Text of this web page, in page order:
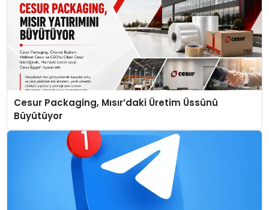
Cesur Packaging, Mısır’daki Üretim Üssünü
Büyütüyor